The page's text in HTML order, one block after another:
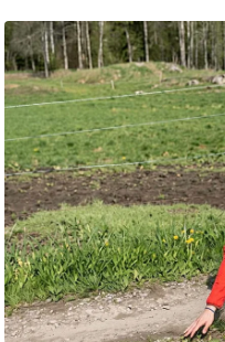
हि
मा
/
ध
र्म
स्थ
ल
व्र
त
त्यो
हा
र